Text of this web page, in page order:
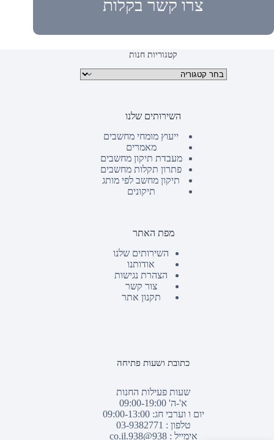
צרו קשר בקלות
קטגוריות חנות
קטגוריות מוצרים
השירותים שלנו
ייעוץ מומחי מחשבים
מאמרים
מעבדת תיקון מחשבים
פתרון תקלות מחשבים
תיקון מחשב לפי מותג
תיקונים
מפת האתר
השירותים שלנו
אודותנו
הצהרת נגישות
צור קשר
תקנון אתר
כתובת ושעות פתיחה
שעות פעילות החנות
א'-ה' 09:00-19:00
יום ו וערבי חג: 09:00-13:00
טלפון : 03-9382771
אימייל :938@938.co.il